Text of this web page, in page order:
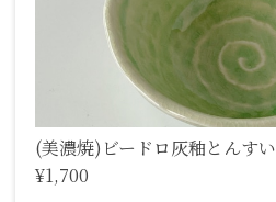
(美濃焼)ビードロ灰釉とんすい
¥1,700